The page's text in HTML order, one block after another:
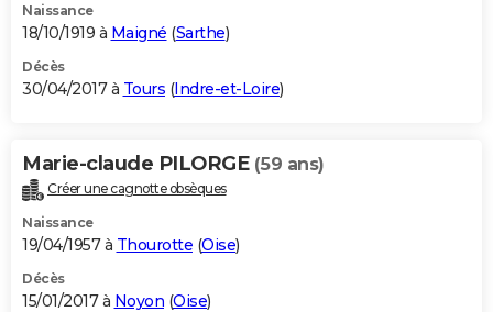
Naissance
18/10/1919 à Maigné (Sarthe)
Décès
30/04/2017 à Tours (Indre-et-Loire)
Marie-claude PILORGE (59 ans)
Créer une cagnotte obsèques
Naissance
19/04/1957 à Thourotte (Oise)
Décès
15/01/2017 à Noyon (Oise)